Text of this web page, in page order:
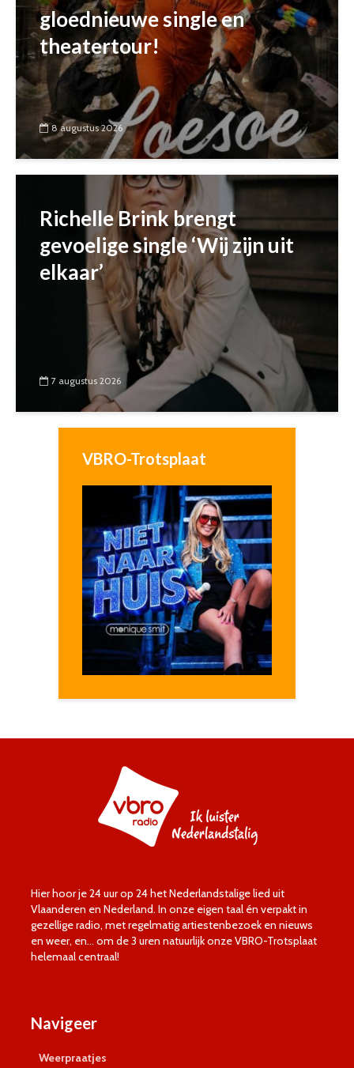
gloednieuwe single en
theatertour!
8 augustus 2026
Richelle Brink brengt
gevoelige single ‘Wij zijn uit
elkaar’
7 augustus 2026
VBRO-Trotsplaat
Hier hoor je 24 uur op 24 het Nederlandstalige lied uit
Vlaanderen en Nederland. In onze eigen taal én verpakt in
gezellige radio, met regelmatig artiestenbezoek en nieuws
en weer, en… om de 3 uren natuurlijk onze VBRO-Trotsplaat
helemaal centraal!
Navigeer
Weerpraatjes